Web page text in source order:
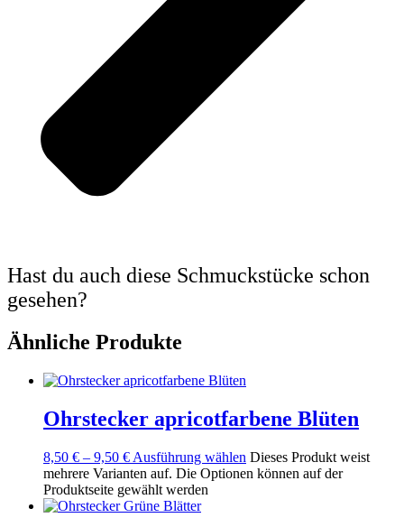
Hast du auch diese Schmuckstücke schon
gesehen?
Ähnliche Produkte
Ohrstecker apricotfarbene Blüten
8,50 € – 9,50 € Ausführung wählen Dieses Produkt weist
mehrere Varianten auf. Die Optionen können auf der
Produktseite gewählt werden